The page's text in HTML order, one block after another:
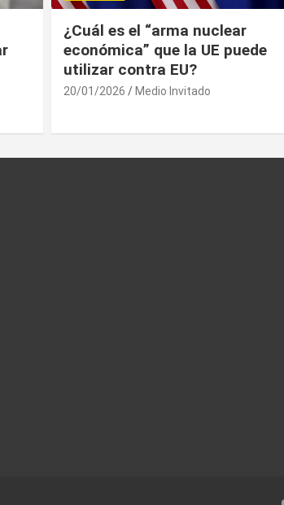
Trump, un año después: la
economía resistió, el bolsillo no
20/01/2026 Medio Invitado